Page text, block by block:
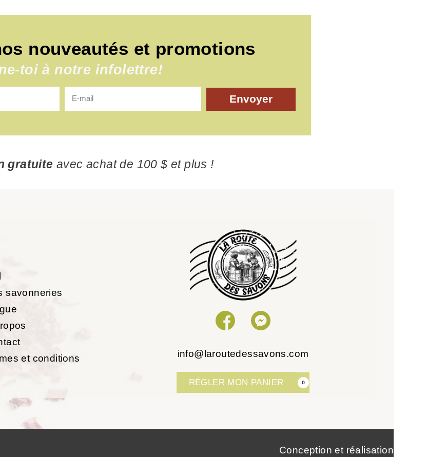
nouveautés et promotions
toi à notre infolettre!
Envoyer
gratuite avec achat de 100 $ et plus !
savonneries
et conditions
info@laroutedessavons.com
RÉGLER MON PANIER 0
Conception et réalisation